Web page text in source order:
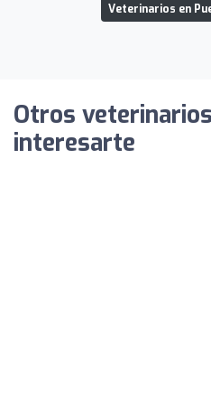
Veterinarios en
Otros
interesarte